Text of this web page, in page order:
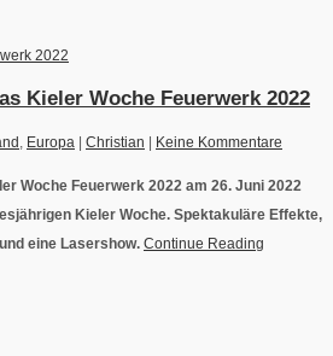
Kieler Woche Feuerwerk 2022
, Europa Christian Keine Kommentare
Woche Feuerwerk 2022 am 26. Juni 2022
Kieler Woche. Spektakuläre Effekte,
eine Lasershow. Continue Reading